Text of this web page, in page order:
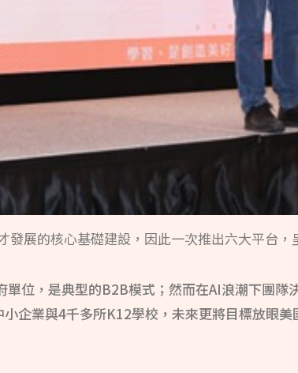
發展的核心基礎建設，因此一次推出六大平台
位，是典型的B2B模式；然而在AI浪潮下團隊
企業與4千多所K12學校，未來更將目標放眼